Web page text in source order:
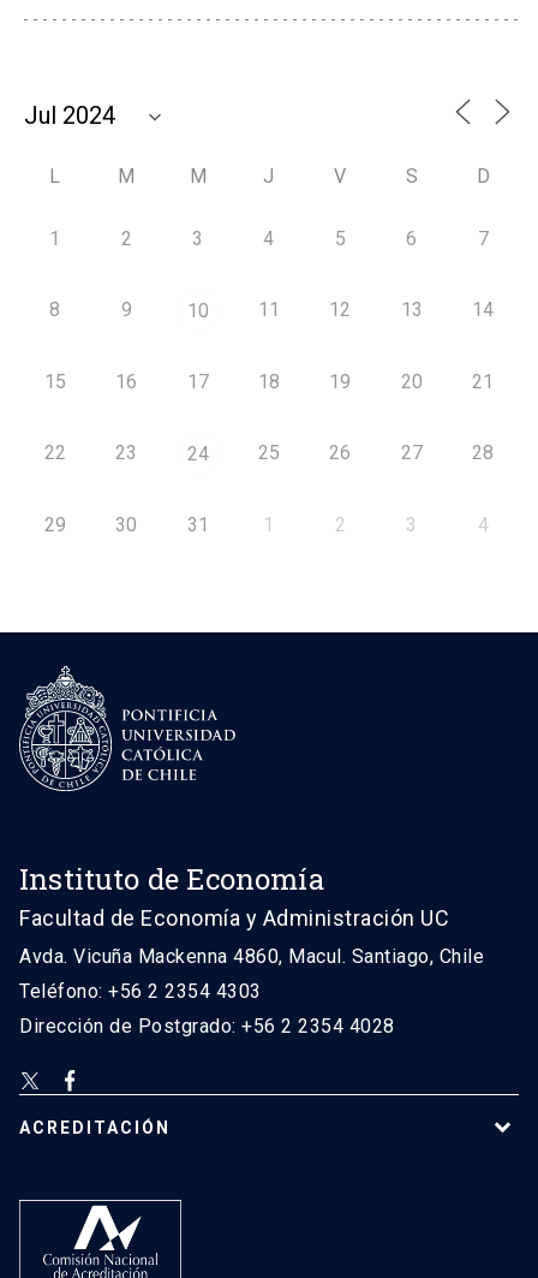
L M M J V S D
1 2 3 4 5 6 7
8 9 10 11 12 13 14
15 16 17 18 19 20 21
22 23 24 25 26 27 28
29 30 31 1 2 3 4
Instituto de Economía
Facultad de Economía y Administración UC
Avda. Vicuña Mackenna 4860, Macul. Santiago, Chile
Teléfono: +56 2 2354 4303
Dirección de Postgrado: +56 2 2354 4028
ACREDITACIÓN